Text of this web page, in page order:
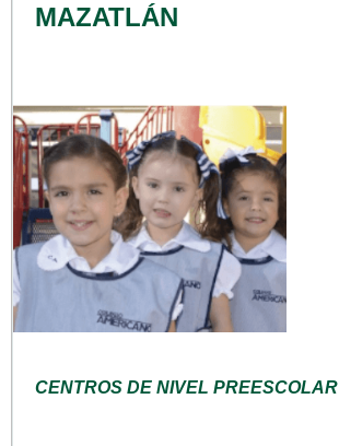
MAZATLÁN
CENTROS DE NIVEL PREESCOLAR